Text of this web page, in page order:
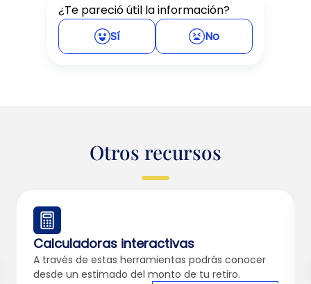
¿Te pareció útil la información?
Sí
No
Otros recursos
Calculadoras interactivas
A través de estas herramientas podrás conocer
desde un estimado del monto de tu retiro.